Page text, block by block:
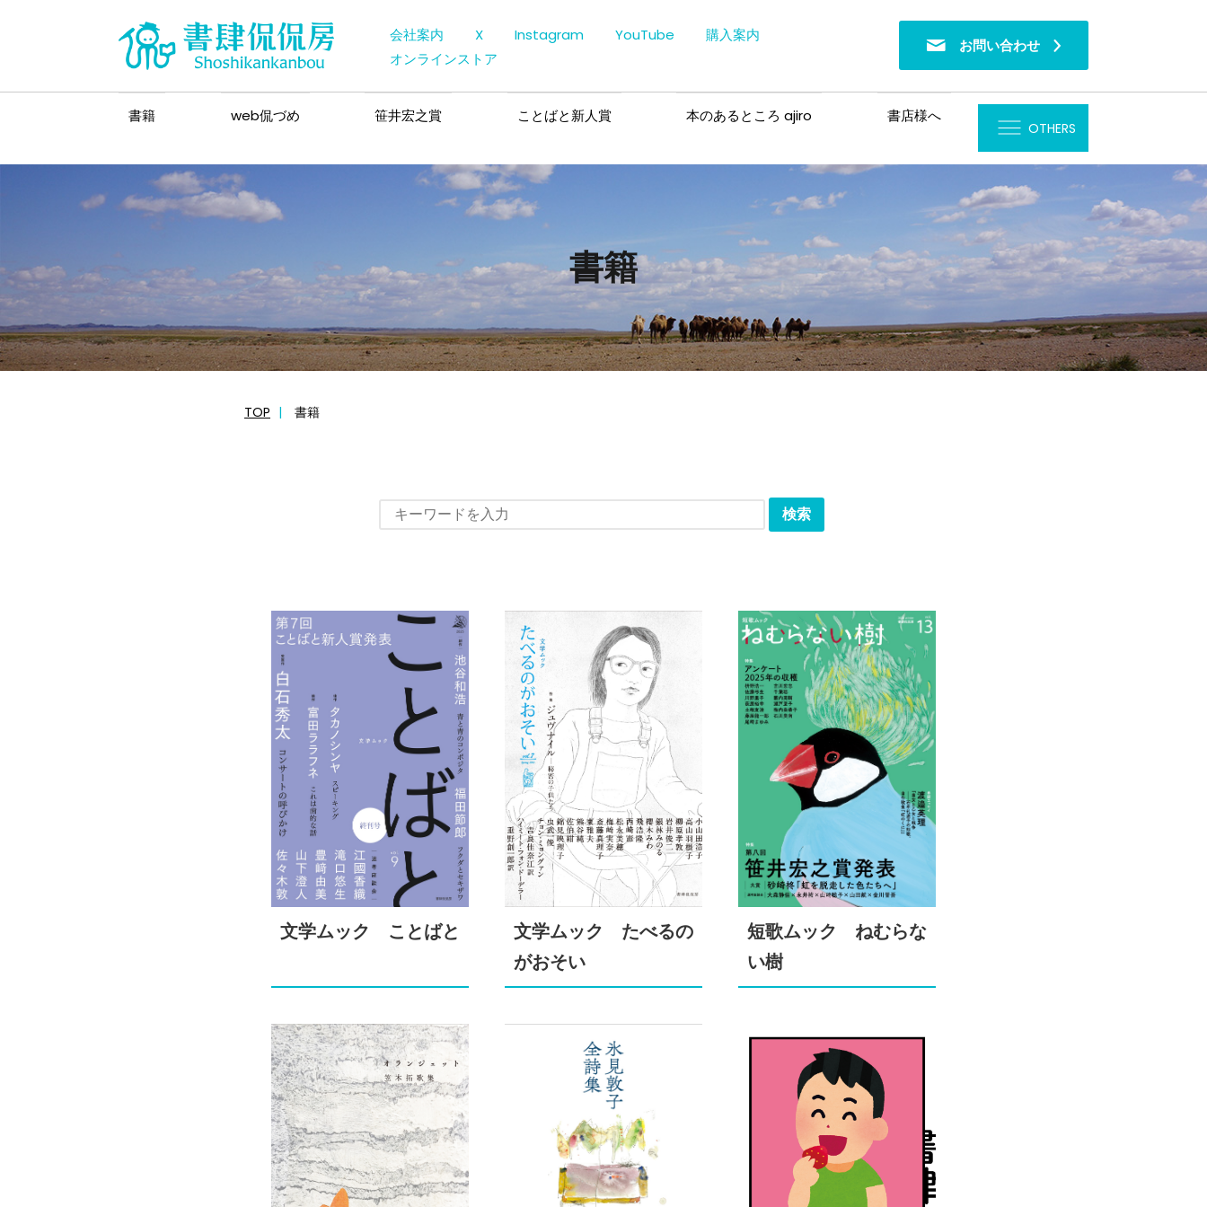
会社案内 X Instagram YouTube
購入案内
オンラインストア
お問い合わせ
書籍 web侃づめ 笹井宏之賞 ことばと新人賞 本のあるところ ajiro 書店様へ
OTHERS
書籍
TOP 書籍
文学ムック ことばと
文学ムック たべるの
がおそい
短歌ムック ねむらな
い樹